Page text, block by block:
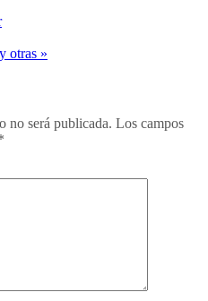
otras »
no será publicada. Los campos